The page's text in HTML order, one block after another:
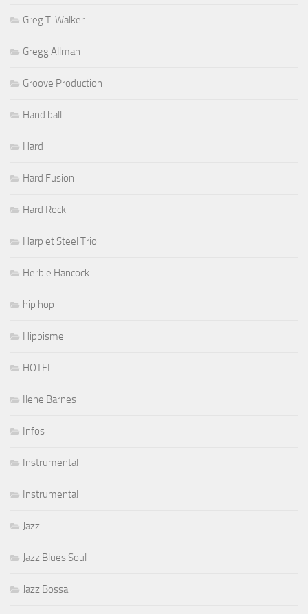
Greg T. Walker
Gregg Allman
Groove Production
Hand ball
Hard
Hard Fusion
Hard Rock
Harp et Steel Trio
Herbie Hancock
hip hop
Hippisme
HOTEL
Ilene Barnes
Infos
Instrumental
Instrumental
Jazz
Jazz Blues Soul
Jazz Bossa